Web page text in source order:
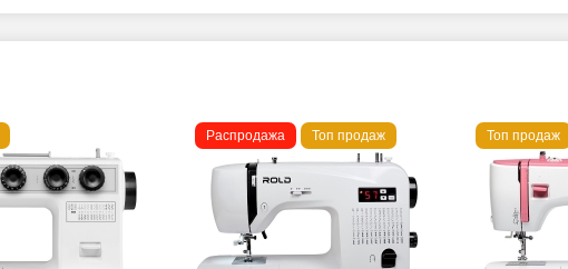
Распродажа Топ продаж Топ продаж